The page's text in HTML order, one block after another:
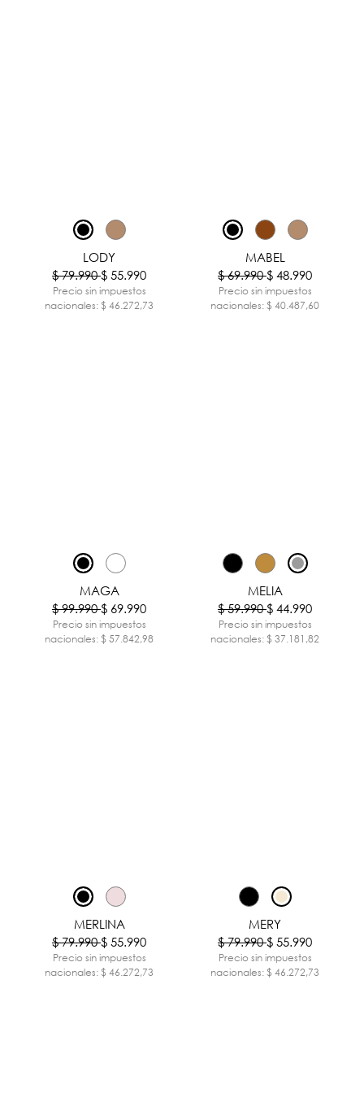
-30%
LODY
$ 79.990$ 55.990
Precio sin impuestos
nacionales: $ 46.272,73
-30%
MABEL
$ 69.990$ 48.990
Precio sin impuestos
nacionales: $ 40.487,60
-30%
MAGA
$ 99.990$ 69.990
Precio sin impuestos
nacionales: $ 57.842,98
-25%
MELIA
$ 59.990$ 44.990
Precio sin impuestos
nacionales: $ 37.181,82
-30%
MERLINA
$ 79.990$ 55.990
Precio sin impuestos
nacionales: $ 46.272,73
-30%
MERY
$ 79.990$ 55.990
Precio sin impuestos
nacionales: $ 46.272,73